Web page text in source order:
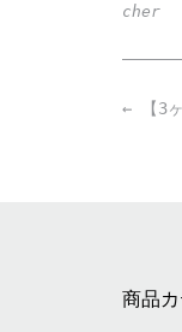
cher
Post
← 【3
商品